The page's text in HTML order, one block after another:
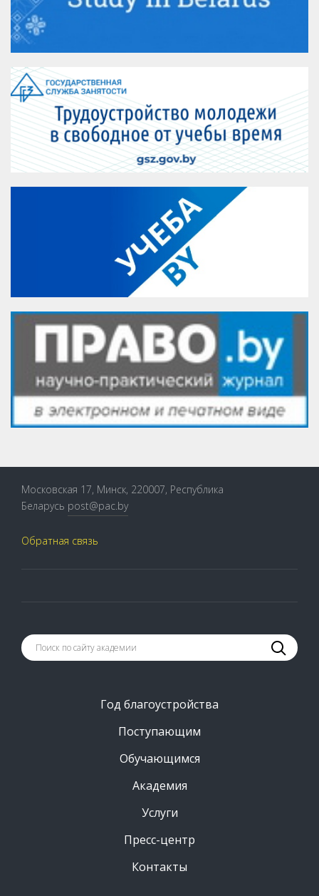
Московская 17, Минск, 220007, Республика
Беларусь post@pac.by
Обратная связь
Год благоустройства
Поступающим
Обучающимся
Академия
Услуги
Пресс-центр
Контакты